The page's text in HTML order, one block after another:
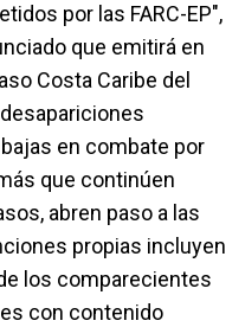
por las FARC-EP",
que emitirá en
Costa Caribe del
en combate por
que continúen
abren paso a las
propias incluyen
los comparecientes
con contenido